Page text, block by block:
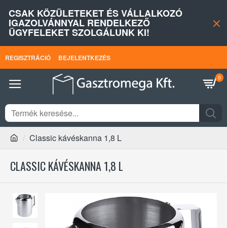
CSAK KÖZÜLETEKET ÉS VÁLLALKOZÓ
IGAZOLVÁNNYAL RENDELKEZŐ
ÜGYFELEKET SZOLGÁLUNK KI!
REGISZTRÁCIÓ BEJELENTKEZÉS
0
Classic kávéskanna 1,8 L
CLASSIC KÁVÉSKANNA 1,8 L